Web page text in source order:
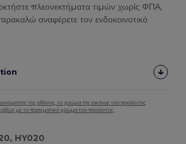
πλεονεκτήματα τιμών χωρίς ΦΠΑ,
αναφέρετε τον ενδοκοινοτικό
της οθόνης, το χρώμα της εικόνας του προϊόντος
με το πραγματικό χρώμα του προϊόντος.
HY020